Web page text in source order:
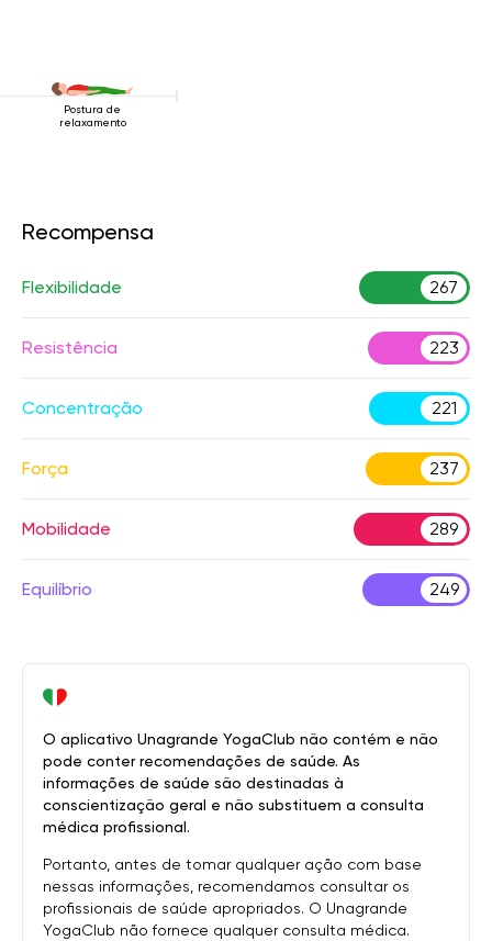
Postura de
relaxamento
Recompensa
Flexibilidade 267
Resistência 223
Concentração 221
Força 237
Mobilidade 289
Equilíbrio 249
O aplicativo Unagrande YogaClub não contém e não
pode conter recomendações de saúde. As
informações de saúde são destinadas à
conscientização geral e não substituem a consulta
médica profissional.
Portanto, antes de tomar qualquer ação com base
nessas informações, recomendamos consultar os
profissionais de saúde apropriados. O Unagrande
YogaClub não fornece qualquer consulta médica.